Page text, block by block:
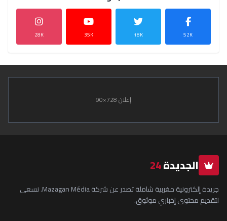
52K
18K
35K
28K
إعلان 728×90
الجديدة24
جريدة إلكترونية مغربية شاملة تصدر عن شركة Mazagan Média. نسعى
لتقديم محتوى إخباري موثوق.